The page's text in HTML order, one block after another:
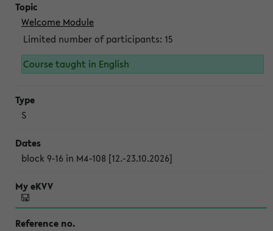
Welcome Module
Limited number of participants: 15
Course taught in English
S
block 9-16 in M4-108 [12.-23.10.2026]